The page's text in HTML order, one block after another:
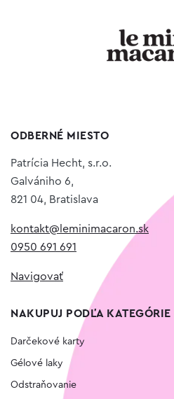
ODBERNÉ MIESTO
Patrícia Hecht, s.r.o.
Galvániho 6,
821 04, Bratislava
kontakt@leminimacaron.sk
0950 691 691
Navigovať
NAKUPUJ PODĽA KATEGÓRIE
Darčekové karty
Gélové laky
Odstraňovanie